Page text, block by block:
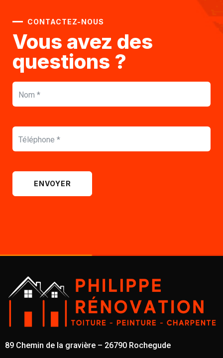
CONTACTEZ-NOUS
Vous avez des
questions ?
ENVOYER
89 Chemin de la gravière – 26790 Rochegude